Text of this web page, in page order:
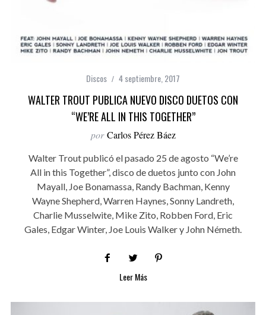
Discos 4 septiembre, 2017
WALTER TROUT PUBLICA NUEVO DISCO DUETOS CON
“WE’RE ALL IN THIS TOGETHER”
por Carlos Pérez Báez
Walter Trout publicó el pasado 25 de agosto “We’re
All in this Together”, disco de duetos junto con John
Mayall, Joe Bonamassa, Randy Bachman, Kenny
Wayne Shepherd, Warren Haynes, Sonny Landreth,
Charlie Musselwite, Mike Zito, Robben Ford, Eric
Gales, Edgar Winter, Joe Louis Walker y John Németh.
Leer Más